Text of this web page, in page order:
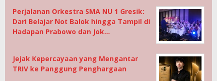
Perjalanan Orkestra SMA NU 1 Gresik:
Dari Belajar Not Balok hingga Tampil di
Hadapan Prabowo dan Jok…
Jejak Kepercayaan yang Mengantar
TRIV ke Panggung Penghargaan